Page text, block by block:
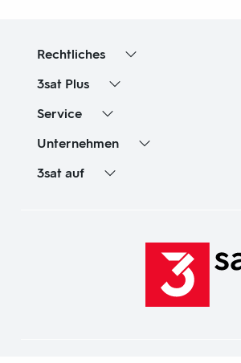
Rechtliches
3sat Plus
Service
Unternehmen
3sat auf